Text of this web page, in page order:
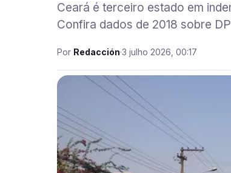
Ceará é terceiro estado em
Confira dados de 2018 sobre
Por Redacción·3 julho 2026, 00:17